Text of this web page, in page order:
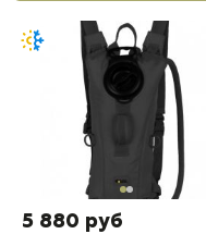
5 880 руб